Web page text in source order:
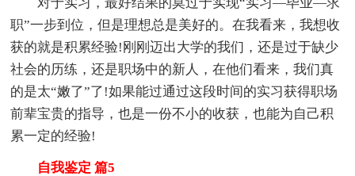
职”一步到位，但是理想总是美好的。在我看来，我想收
获的就是积累经验!刚刚迈出大学的我们，还是过于缺少
社会的历练，还是职场中的新人，在他们看来，我们真
的是太“嫩了”了!如果能过通过这段时间的实习获得职场
前辈宝贵的指导，也是一份不小的收获，也能为自己积
累一定的经验!
自我鉴定 篇5